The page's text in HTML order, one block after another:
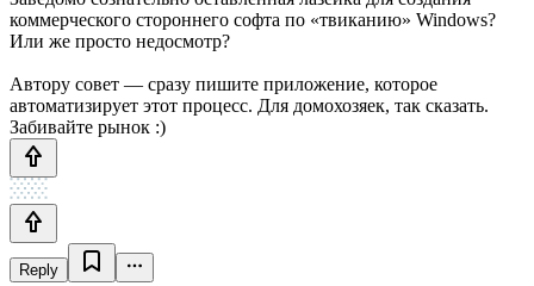
коммерческого стороннего софта по «твиканию» Windows?
Или же просто недосмотр?
Автору совет — сразу пишите приложение, которое
автоматизирует этот процесс. Для домохозяек, так сказать.
Забивайте рынок :)
Reply